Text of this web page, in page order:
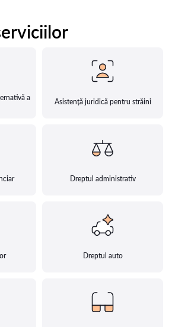
a
Asistență juridică pentru străini
Dreptul administrativ
Dreptul auto